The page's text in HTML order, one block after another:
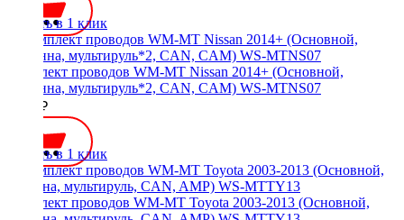
Купить в 1 клик
Комплект проводов WM-MT Nissan 2014+ (Основной,
Антенна, мультируль*2, CAN, CAM) WS-MTNS07
3000 ₽
Купить в 1 клик
Комплект проводов WM-MT Toyota 2003-2013 (Основной,